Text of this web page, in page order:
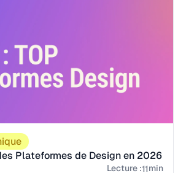
Plateformes de Design en 2026
Lecture :11min